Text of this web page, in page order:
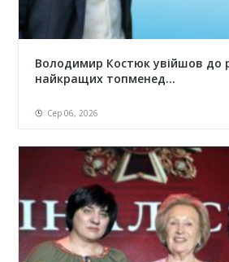
Володимир Костюк увійшов до
найкращих топменед...
Сер 06, 2026